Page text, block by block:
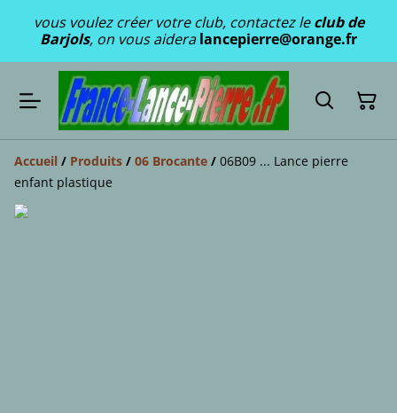
vous voulez créer votre club, contactez leclub de
Barjols, on vous aideralancepierre@orange.fr
Accueil / Produits / 06 Brocante / 06B09 ... Lance pierre
enfant plastique